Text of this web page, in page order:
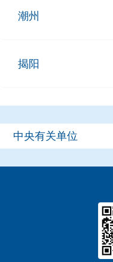
潮州
揭阳